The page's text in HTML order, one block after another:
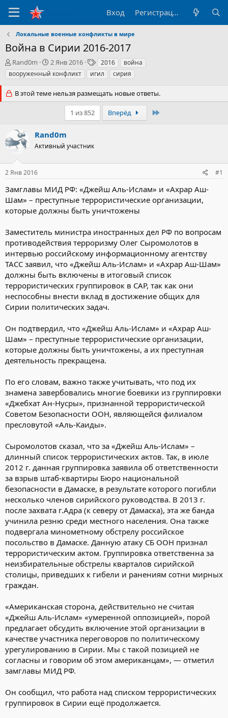
Вход Регистрация
Локальные военные конфликты в мире
Война в Сирии 2016-2017
А
в
т
о
р
Rand0m
Д
а
т
н
л
а
2 Янв 2016
Т
е
г
2016
война
вооруженный конфликт
игил сирия
В этой теме нельзя размещать новые ответы.
1 из 852 Вперёд
Rand0m
Активный участник
2 Янв 2016 #1
Замглавы МИД РФ: «Джейш Аль-Ислам» и «Ахрар Аш-
Шам» – преступные террористические организации,
которые должны быть уничтожены
Заместитель министра иностранных дел РФ по вопросам
противодействия терроризму Олег Сыромолотов в
интервью российскому информационному агентству
ТАСС заявил, что «Джейш Аль-Ислам» и «Ахрар Аш-Шам»
должны быть включены в итоговый список
террористических группировок в САР, так как они
неспособны внести вклад в достижение общих для
Сирии политических задач.
Он подтвердил, что «Джейш Аль-Ислам» и «Ахрар Аш-
Шам» – преступные террористические организации,
которые должны быть уничтожены, а их преступная
деятельность прекращена.
По его словам, важно также учитывать, что под их
знамена завербовались многие боевики из группировки
«Джебхат Ан-Нусры», признанной террористической
Советом Безопасности ООН, являющейся филиалом
пресловутой «Аль-Каиды».
Сыромолотов сказал, что за «Джейш Аль-Ислам» –
длинный список террористических актов. Так, в июле
2012 г. данная группировка заявила об ответственности
за взрыв штаб-квартиры Бюро национальной
безопасности в Дамаске, в результате которого погибли
несколько членов сирийского руководства. В 2013 г.
после захвата г.Адра (к северу от Дамаска), эта же банда
учинила резню среди местного населения. Она также
подвергала минометному обстрелу российское
посольство в Дамаске. Данную атаку СБ ООН признал
террористическим актом. Группировка ответственна за
неизбирательные обстрелы кварталов сирийской
столицы, приведших к гибели и ранениям сотни мирных
граждан.
«Американская сторона, действительно не считая
«Джейш Аль-Ислам» «умеренной оппозицией», порой
предлагает обсудить включение этой организации в
качестве участника переговоров по политическому
урегулированию в Сирии. Мы с такой позицией не
согласны и говорим об этом американцам», — отметил
замглавы МИД РФ.
Он сообщил, что работа над списком террористических
группировок в Сирии ещё продолжается.